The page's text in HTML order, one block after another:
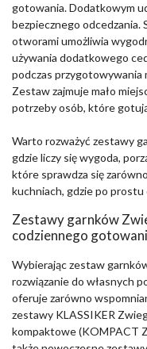
gotowania. Dodatkowym
bezpiecznego odcedzania.
otworami umożliwia
używania dodatkowego
podczas przygotowywania
Zestaw zajmuje mało
potrzeby osób, które
Warto rozważyć zestawy
gdzie liczy się wygoda,
które sprawdza się
kuchniach, gdzie po
Zestawy garnków
codziennego
Wybierając zestaw
rozwiązanie do własnych
oferuje zarówno
zestawy KLASSIKER
kompaktowe (KOMPACT